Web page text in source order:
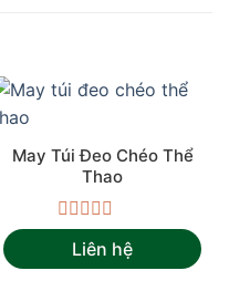
May Túi Đeo Chéo Thể
Thao
Được
xếp
hạng
Liên hệ